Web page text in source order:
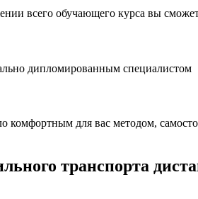
всего обучающего курса вы
дипломированным специалистом
для вас методом,
транспорта